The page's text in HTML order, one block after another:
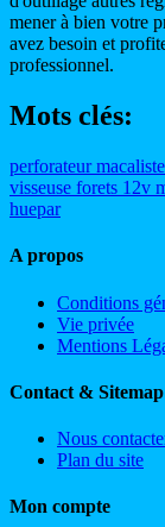
mener à bien votre
avez besoin et
professionnel.
Mots clés:
perforateur
visseuse forets 12v
huepar
A propos
Conditions
Vie privée
Mentions
Contact & Sitemap
Nous
Plan du site
Mon compte